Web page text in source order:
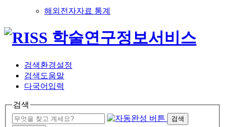
해외전자자료 통계
검색환경설정
검색도움말
다국어입력
검색
검색